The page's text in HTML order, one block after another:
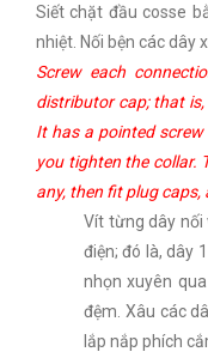
Siết chặt đầu cosse
nhiệt. Nối bện các dây
Screw each
distributor cap; that
It has a pointed
you tighten the collar.
any, then fit plug caps,
Vít từng dây nối
điện; đó là, dây
nhọn xuyên
đệm. Xâu các
lắp nắp phích